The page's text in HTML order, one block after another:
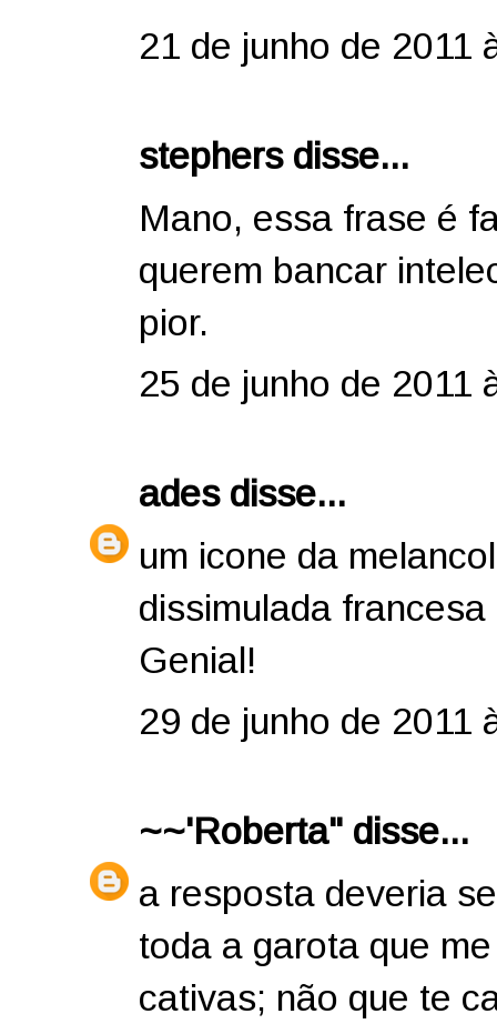
21 de junho de 2011
stephers disse...
Mano, essa frase é
querem bancar
pior.
25 de junho de 2011
adesdisse...
um icone da
dissimulada
Genial!
29 de junho de 2011
~~'Roberta" disse...
a resposta deveria
toda a garota que
cativas; não que te